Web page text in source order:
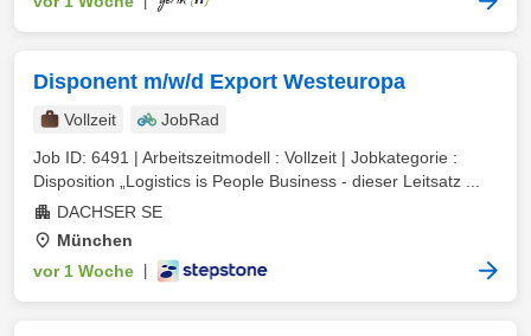
Disponent m/w/d Export Westeuropa
Vollzeit
JobRad
Job ID: 6491 | Arbeitszeitmodell : Vollzeit | Jobkategorie :
Disposition „Logistics is People Business - dieser Leitsatz ...
DACHSER SE
München
vor 1 Woche